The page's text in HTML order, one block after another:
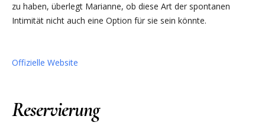
zu haben, überlegt Marianne, ob diese Art der spontanen
Intimität nicht auch eine Option für sie sein könnte.
Offizielle Website
Reservierung